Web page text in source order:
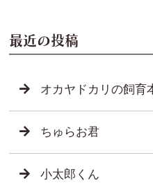
最近の投稿
オカヤドカリの飼育
ちゅらお君
小太郎くん